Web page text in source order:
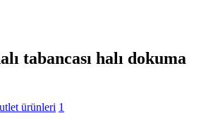
tabancası halı dokuma
ürünleri 1